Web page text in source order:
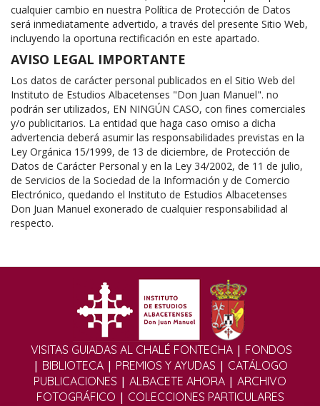
cualquier cambio en nuestra Política de Protección de Datos
será inmediatamente advertido, a través del presente Sitio Web,
incluyendo la oportuna rectificación en este apartado.
AVISO LEGAL IMPORTANTE
Los datos de carácter personal publicados en el Sitio Web del
Instituto de Estudios Albacetenses "Don Juan Manuel". no
podrán ser utilizados, EN NINGÚN CASO, con fines comerciales
y/o publicitarios. La entidad que haga caso omiso a dicha
advertencia deberá asumir las responsabilidades previstas en la
Ley Orgánica 15/1999, de 13 de diciembre, de Protección de
Datos de Carácter Personal y en la Ley 34/2002, de 11 de julio,
de Servicios de la Sociedad de la Información y de Comercio
Electrónico, quedando el Instituto de Estudios Albacetenses
Don Juan Manuel exonerado de cualquier responsabilidad al
respecto.
VISITAS GUIADAS AL CHALÉ FONTECHA | FONDOS
| BIBLIOTECA| PREMIOS Y AYUDAS | CATÁLOGO
PUBLICACIONES | ALBACETE AHORA | ARCHIVO
FOTOGRÁFICO | COLECCIONES PARTICULARES